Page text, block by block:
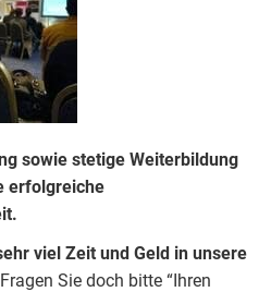
sowie stetige Weiterbildung
erfolgreiche
viel Zeit und Geld in unsere
Fragen Sie doch bitte “Ihren